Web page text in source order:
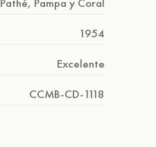
1954
Excelente
CCMB-CD-1118